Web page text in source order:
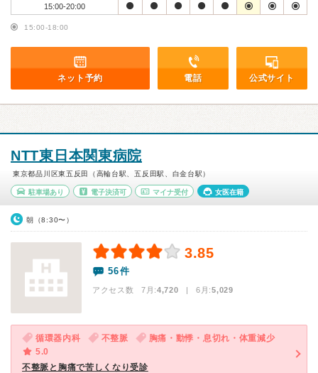
15:00-20:00
15:00-18:00
ネット予約 電話 公式サイト
NTT東日本関東病院
東京都品川区東五反田（高輪台駅、五反田駅、白金台駅）
駐車場あり 電子決済可 マイナ受付 女医在籍
朝（8:30〜）
3.85
56件
アクセス数 7月:4,720 | 6月:5,029
循環器内科 不整脈
胸痛・動悸・息切れ・体重減少
5.0
不整脈と胸痛で苦しくなり受診